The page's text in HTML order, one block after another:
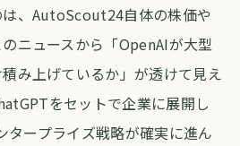
、AutoScout24自体の株価や
ニュースから「OpenAIが大型
み上げているか」が透けて見え
をセットで企業に展開し
タープライズ戦略が確実に進ん